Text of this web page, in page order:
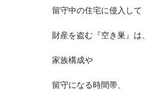
留守中の住宅に侵入して
財産を盗む『空き巣』は、
家族構成や
留守になる時間帯、